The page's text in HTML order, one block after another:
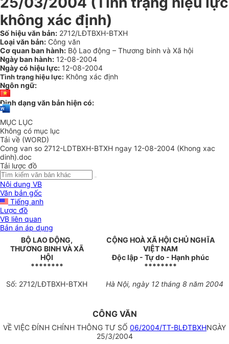
không xác định)
Số hiệu văn bản: 2712/LĐTBXH-BTXH
Loại văn bản: Công văn
Cơ quan ban hành: Bộ Lao động – Thương binh và Xã hội
Ngày ban hành: 12-08-2004
Ngày có hiệu lực: 12-08-2004
Tình trạng hiệu lực: Không xác định
Ngôn ngữ:
Định dạng văn bản hiện có:
MỤC LỤC
Không có mục lục
Tải về (WORD)
Cong van so 2712-LDTBXH-BTXH ngay 12-08-2004 (Khong xac
dinh).doc
Tải lược đồ
Nội dung VB
Văn bản gốc
Tiếng anh
Lược đồ
VB liên quan
Bản án áp dụng
BỘ LAO ĐỘNG,
THƯƠNG BINH VÀ XÃ
HỘI
********
CỘNG HOÀ XÃ HỘI CHỦ NGHĨA
VIỆT NAM
Độc lập - Tự do - Hạnh phúc
********
Số: 2712/LĐTBXH-BTXH Hà Nội, ngày 12 tháng 8 năm 2004
CÔNG VĂN
VỀ VIỆC ĐÍNH CHÍNH THÔNG TƯ SỐ 06/2004/TT-BLĐTBXHNGÀY
25/3/2004